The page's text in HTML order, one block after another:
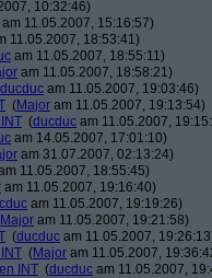
10:32:46)
am 11.05.2007, 15:16:57)
11.05.2007, 18:53:41)
am 11.05.2007, 18:55:11)
am 11.05.2007, 18:58:21)
ducduc am 11.05.2007, 19:03:46)
(Major am 11.05.2007, 19:13:54)
(ducduc am 11.05.2007,
am 14.05.2007, 17:01:10)
am 31.07.2007, 02:13:24)
11.05.2007, 18:55:45)
am 11.05.2007, 19:16:40)
am 11.05.2007, 19:19:26)
Major am 11.05.2007, 19:21:58)
(ducduc am 11.05.2007,
(Major am 11.05.2007,
INT (ducduc am 11.05.2007,